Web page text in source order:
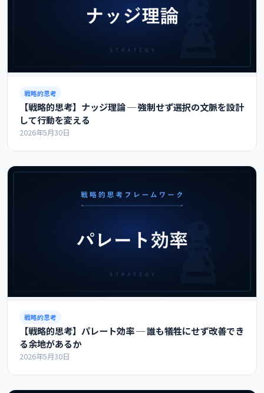
戦略的思考
【戦略的思考】ナッジ理論 ─ 強制せず選択の文脈を設計
して行動を変える
2026年5月30日
戦略的思考
【戦略的思考】パレート効率 ─ 誰も犠牲にせず改善でき
る余地があるか
2026年5月30日